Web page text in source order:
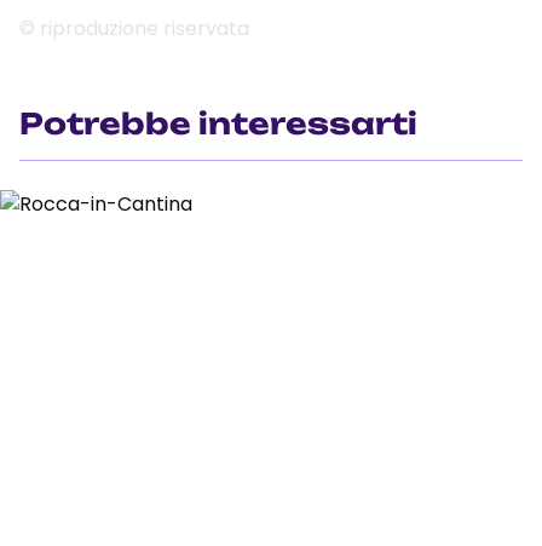
© riproduzione riservata
Potrebbe interessarti